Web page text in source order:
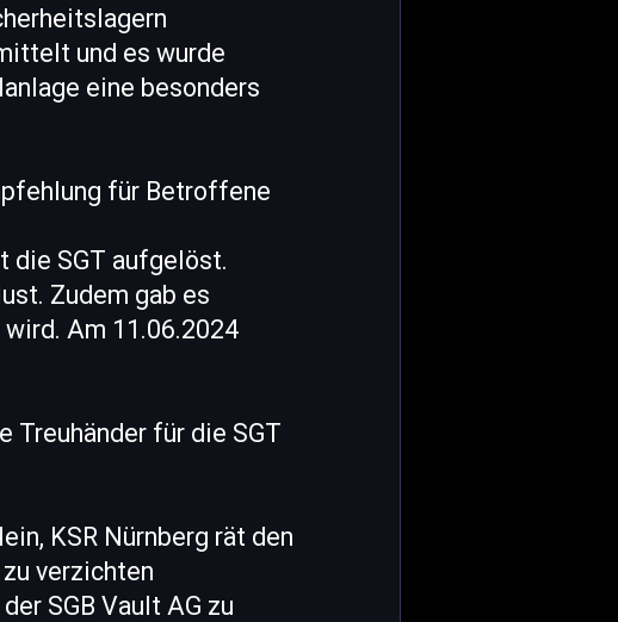
und es wurde
eine besonders
für Betroffene
die SGT aufgelöst.
Zudem gab es
Am 11.06.2024
Treuhänder für die SGT
KSR Nürnberg rät den
verzichten
SGB Vault AG zu